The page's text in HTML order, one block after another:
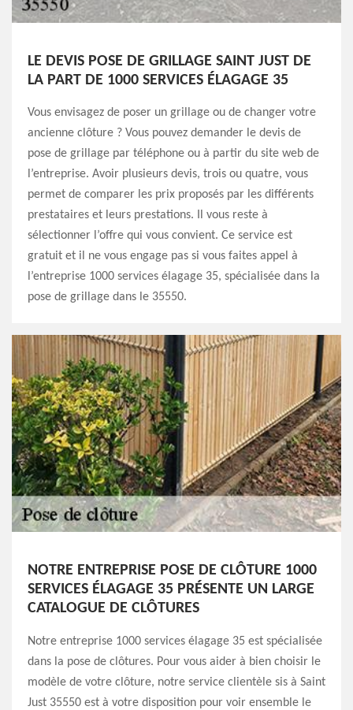
LE DEVIS POSE DE GRILLAGE SAINT JUST DE
LA PART DE 1000 SERVICES ÉLAGAGE 35
Vous envisagez de poser un grillage ou de changer votre
ancienne clôture ? Vous pouvez demander le devis de
pose de grillage par téléphone ou à partir du site web de
l’entreprise. Avoir plusieurs devis, trois ou quatre, vous
permet de comparer les prix proposés par les différents
prestataires et leurs prestations. Il vous reste à
sélectionner l’offre qui vous convient. Ce service est
gratuit et il ne vous engage pas si vous faites appel à
l’entreprise 1000 services élagage 35, spécialisée dans la
pose de grillage dans le 35550.
NOTRE ENTREPRISE POSE DE CLÔTURE 1000
SERVICES ÉLAGAGE 35 PRÉSENTE UN LARGE
CATALOGUE DE CLÔTURES
Notre entreprise 1000 services élagage 35 est spécialisée
dans la pose de clôtures. Pour vous aider à bien choisir le
modèle de votre clôture, notre service clientèle sis à Saint
Just 35550 est à votre disposition pour voir ensemble le